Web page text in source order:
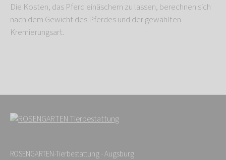
Die Kosten, das Pferd einäschern zu lassen, berechnen sich
nach dem Gewicht des Pferdes und der gewählten
Kremierungsart.
ROSENGARTEN-Tierbestattung - Augsburg